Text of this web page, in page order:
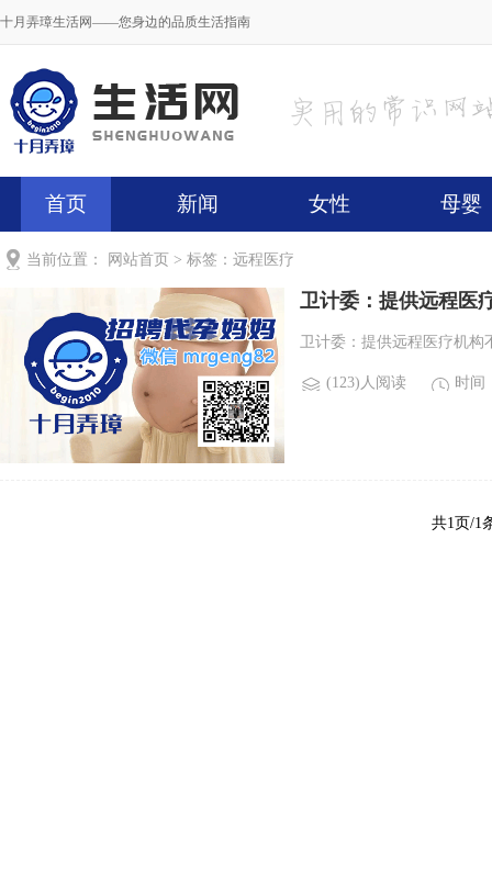
十月弄璋生活网——您身边的品质生活指南
首页 新闻 女性 母婴
当前位置： 网站首页 > 标签：远程医疗
卫计委：提供远程医
卫计委：提供远程医疗机构
(123)人阅读 时间
共1页/1